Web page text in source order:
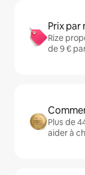
Prix par
Rize
de 9 €
Plus de
aider à